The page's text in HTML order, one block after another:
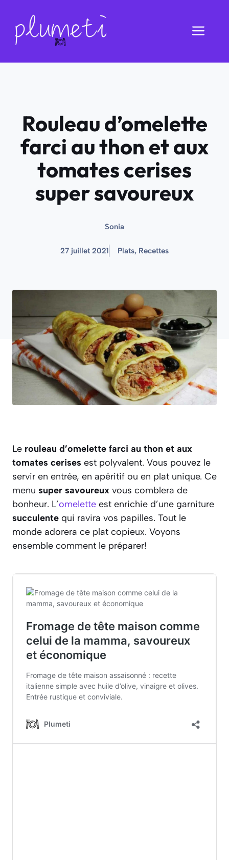
contenu
Rouleau d’omelette
farci au thon et aux
tomates cerises
super savoureux
Sonia
27 juillet 2021 Plats, Recettes
Le rouleau d’omelette farci au thon et aux
tomates cerises est polyvalent. Vous pouvez le
servir en entrée, en apéritif ou en plat unique. Ce
menu super savoureux vous comblera de
bonheur. L’omelette est enrichie d’une garniture
succulente qui ravira vos papilles. Tout le
monde adorera ce plat copieux. Voyons
ensemble comment le préparer!